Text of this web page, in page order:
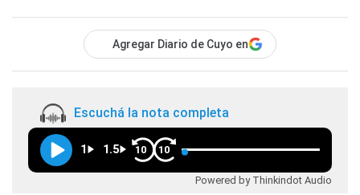
Agregar Diario de Cuyo en
Escuchá la nota completa
1 1.5 10 10
Powered by Thinkindot Audio